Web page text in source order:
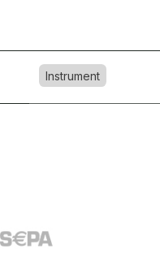
Instrument